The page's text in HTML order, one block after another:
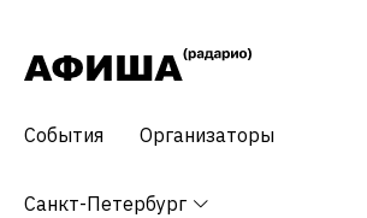
События Организаторы
Санкт-Петербург